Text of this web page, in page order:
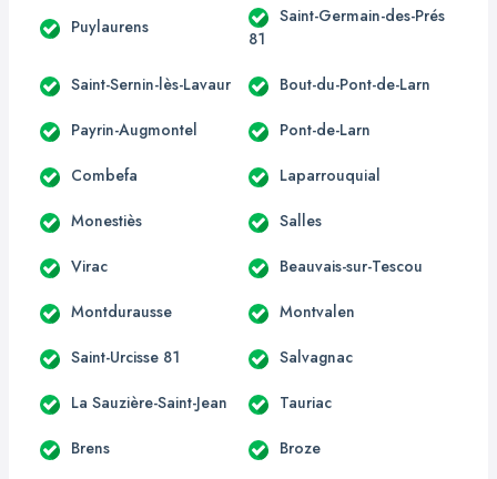
Puylaurens
Saint-Germain-des-Prés
81
Saint-Sernin-lès-Lavaur Bout-du-Pont-de-Larn
Payrin-Augmontel Pont-de-Larn
Combefa Laparrouquial
Monestiès Salles
Virac Beauvais-sur-Tescou
Montdurausse Montvalen
Saint-Urcisse 81 Salvagnac
La Sauzière-Saint-Jean Tauriac
Brens Broze